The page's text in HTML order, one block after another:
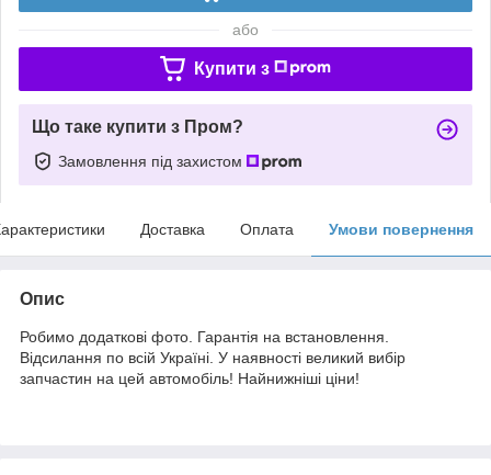
або
Купити з
Що таке купити з Пром?
Замовлення під захистом
Доставка Оплата Умови повернення
Опис
Робимо додаткові фото. Гарантія на встановлення.
Відсилання по всій Україні. У наявності великий вибір
запчастин на цей автомобіль! Найнижніші ціни!